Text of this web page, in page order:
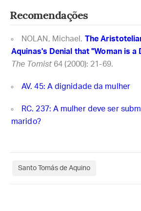
Recomendações
NOLAN, Michael. The
Aquinas's Denial that "Woman is a
The Tomist 64 (2000): 21-69.
AV. 45: A dignidade da mulher
RC. 237: A mulher deve ser
marido?
Santo Tomás de Aquino